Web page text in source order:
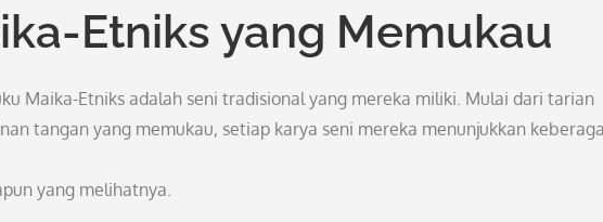
Etniks yang Memukau
Maika-Etniks adalah seni tradisional yang mereka miliki. Mulai dari tarian
tangan yang memukau, setiap karya seni mereka menunjukkan
yang melihatnya.